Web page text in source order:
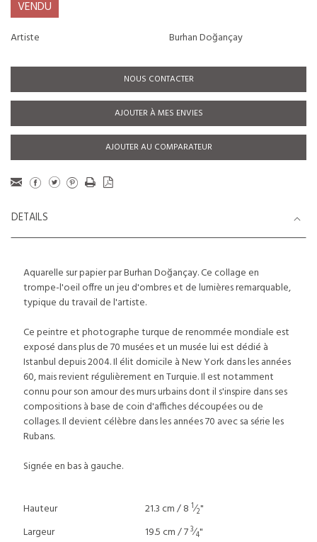
VENDU
Artiste Burhan Doğançay
NOUS CONTACTER
AJOUTER À MES ENVIES
AJOUTER AU COMPARATEUR
DETAILS
Aquarelle sur papier par Burhan Doğançay. Ce collage en
trompe-l'oeil offre un jeu d'ombres et de lumières remarquable,
typique du travail de l'artiste.
Ce peintre et photographe turque de renommée mondiale est
exposé dans plus de 70 musées et un musée lui est dédié à
Istanbul depuis 2004. Il élit domicile à New York dans les années
60, mais revient régulièrement en Turquie. Il est notamment
connu pour son amour des murs urbains dont il s'inspire dans ses
compositions à base de coin d'affiches découpées ou de
collages. Il devient célèbre dans les années 70 avec sa série les
Rubans.
Signée en bas à gauche.
Hauteur 21.3 cm / 8 1⁄2"
Largeur
19.5 cm / 73⁄4"